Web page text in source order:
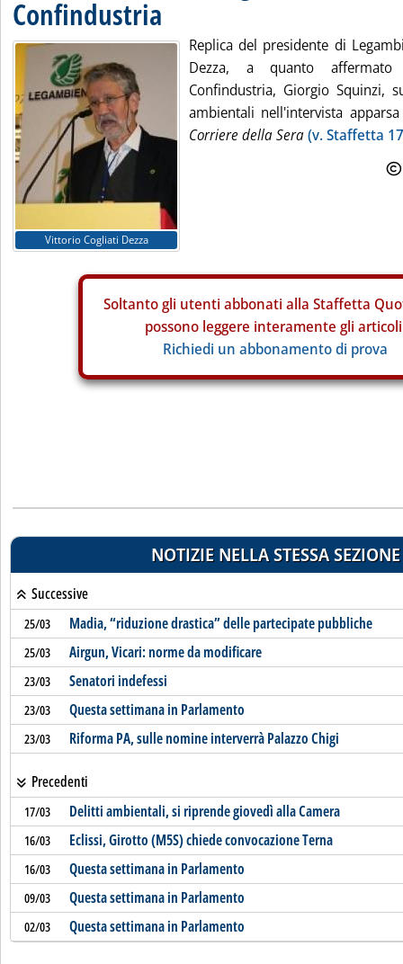
Confindustria
Vittorio Cogliati Dezza
Replica del presidente di
Dezza, a quanto
Confindustria, Giorgio Squinzi,
ambientali nell'intervista
Corriere della Sera(v. Staffetta
Soltanto gli utenti abbonati alla Staffetta
possono leggere interamente gli
Richiedi un abbonamento di prova
NOTIZIE NELLA STESSA SEZIONE
Successive
25/03 Madia, “riduzione drastica” delle partecipate pubbliche
25/03 Airgun, Vicari: norme da modificare
23/03 Senatori indefessi
23/03 Questa settimana in Parlamento
23/03 Riforma PA, sulle nomine interverrà Palazzo Chigi
Precedenti
17/03 Delitti ambientali, si riprende giovedì alla Camera
16/03 Eclissi, Girotto (M5S) chiede convocazione Terna
16/03 Questa settimana in Parlamento
09/03 Questa settimana in Parlamento
02/03 Questa settimana in Parlamento